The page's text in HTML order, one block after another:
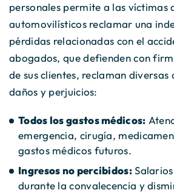
personales permite a las víctimas
automovilísticos reclamar una
pérdidas relacionadas con el
abogados, que defienden con
de sus clientes, reclaman diversas
daños y perjuicios:
Todos los gastos médicos:
emergencia, cirugía,
gastos médicos futuros.
Ingresos no percibidos:
durante la convalecencia y